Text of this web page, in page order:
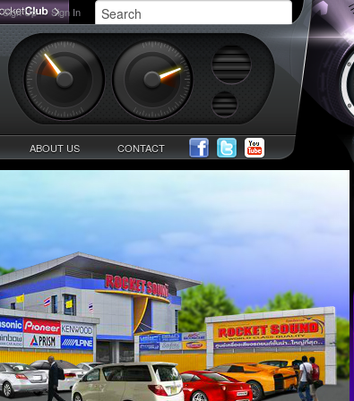
Sign In
Sign Up
ABOUT US CONTACT